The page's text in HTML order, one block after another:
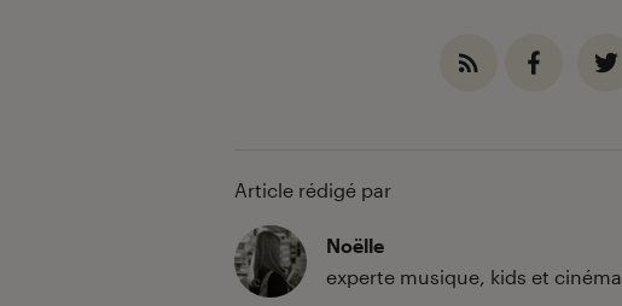
Article rédigé par
Noëlle
experte musique, kids et cinéma